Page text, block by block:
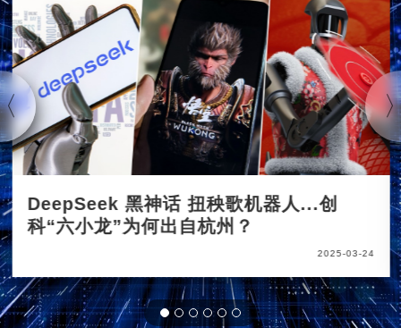
DeepSeek 黑神话 扭秧歌机器人...创
科“六小龙”为何出自杭州？
2025-03-24